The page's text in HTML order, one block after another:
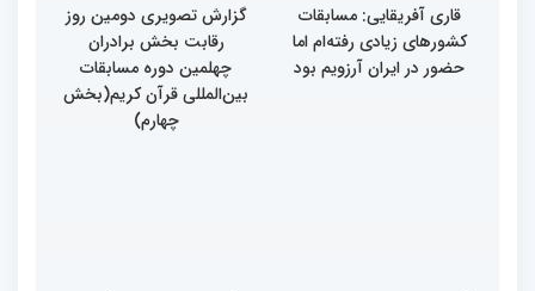
قاری آفریقایی: مسابقات
کشورهای زیادی رفته‌ام اما
حضور در ایران آرزویم بود
گزارش تصویری دومین روز
رقابت بخش برادران
چهلمین دوره مسابقات
بین‌المللی قرآن کریم(بخش
چهارم)